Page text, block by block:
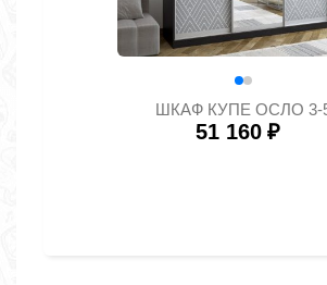
ШКАФ КУПЕ ОСЛО 3-
51 160 ₽